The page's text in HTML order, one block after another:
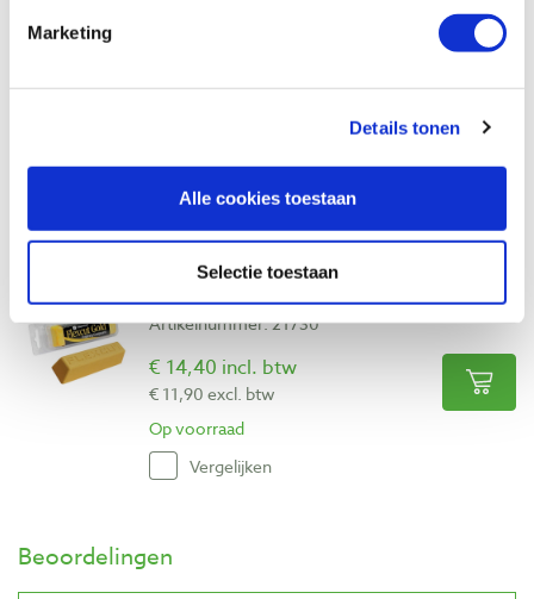
Marketing
Details tonen
Alle cookies toestaan
Selectie toestaan
Dennis Moor, Chip Carver's Workbook
Niet op voorraad, mail ons voor de levertijd
Flexcut PW11 Gold wetpastakrijt
Artikelnummer: 21730
€ 14,40 incl. btw
€ 11,90 excl. btw
Op voorraad
Vergelijken
Beoordelingen